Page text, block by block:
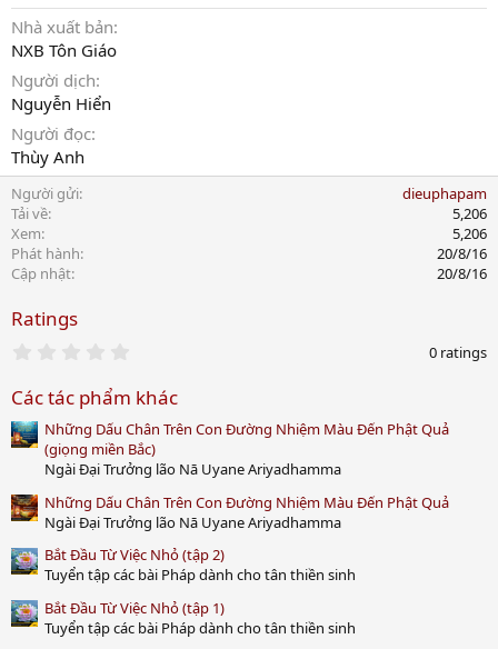
Nhà xuất bản
NXB Tôn Giáo
Người dịch
Nguyễn Hiển
Người đọc
Thùy Anh
Người gửi
dieuphapam
Tải về
5,206
Xem
5,206
Phát hành
20/8/16
Cập nhật
20/8/16
Ratings
0
t
a
r
(
s
)
0 ratings
Các tác phẩm khác
Những Dấu Chân Trên Con Đường Nhiệm Màu Đến Phật Quả
(giọng miền Bắc)
Ngài Đại Trưởng lão Nā Uyane Ariyadhamma
Những Dấu Chân Trên Con Đường Nhiệm Màu Đến Phật Quả
Ngài Đại Trưởng lão Nā Uyane Ariyadhamma
Bắt Đầu Từ Việc Nhỏ (tập 2)
Tuyển tập các bài Pháp dành cho tân thiền sinh
Bắt Đầu Từ Việc Nhỏ (tập 1)
Tuyển tập các bài Pháp dành cho tân thiền sinh